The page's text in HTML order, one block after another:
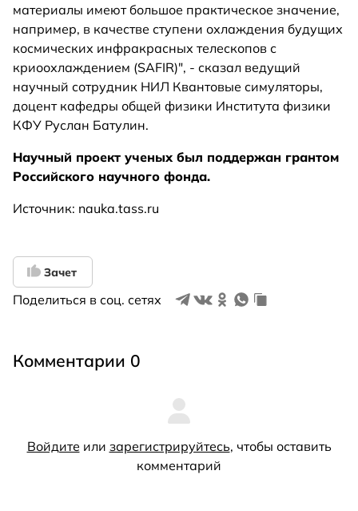
материалы имеют большое практическое значение,
например, в качестве ступени охлаждения будущих
космических инфракрасных телескопов с
криоохлаждением (SAFIR)", - сказал ведущий
научный сотрудник НИЛ Квантовые симуляторы,
доцент кафедры общей физики Института физики
КФУ Руслан Батулин.
Научный проект ученых был поддержан грантом
Российского научного фонда.
Источник: nauka.tass.ru
Зачет
Поделиться в соц. сетях
Комментарии 0
Войдите или зарегистрируйтесь, чтобы оставить
комментарий